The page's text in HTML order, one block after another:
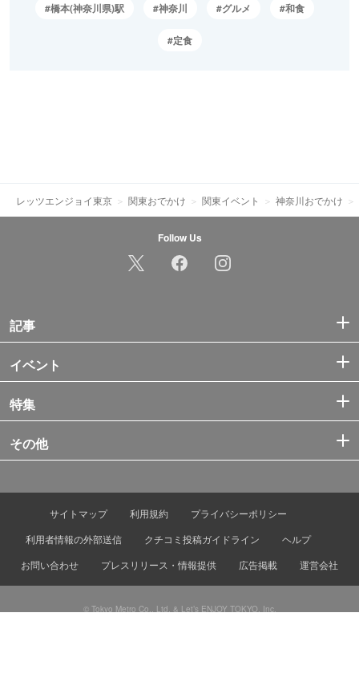
橋本(神奈川県)駅 神奈川 グルメ 和食
定食
レッツエンジョイ東京 関東おでかけ 関東イベント 神奈川おでかけ
Follow Us
記事
イベント
特集
その他
サイトマップ 利用規約
プライバシーポリシー
利用者情報の外部送信
クチコミ投稿ガイドライン
ヘルプ
お問い合わせ
プレスリリース・情報提供 広告掲載 運営会社
© Tokyo Metro Co., Ltd. & Let’s ENJOY TOKYO, Inc.